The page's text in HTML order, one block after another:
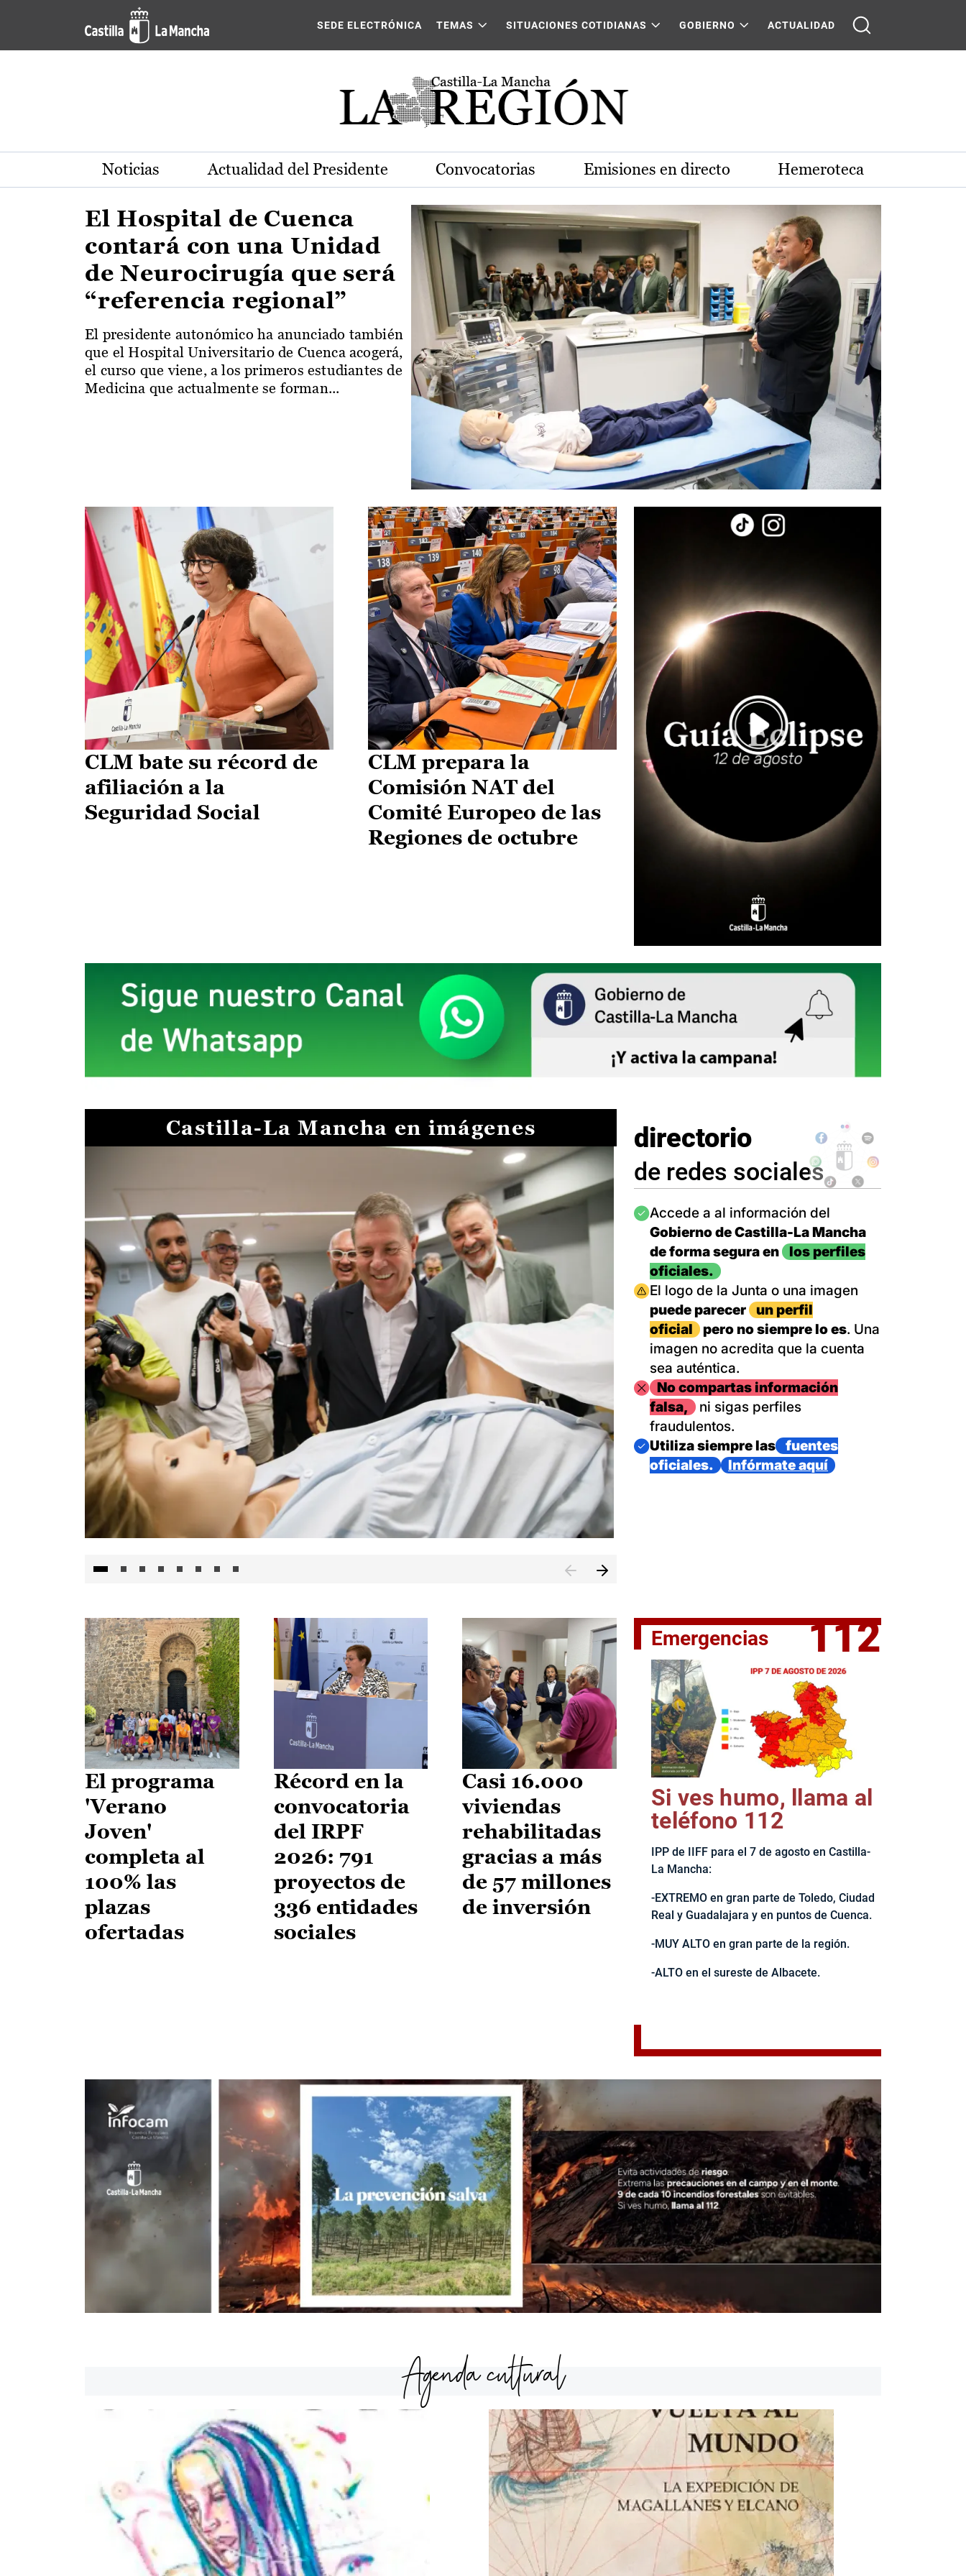
Pasar al contenido principal
Actualidad de la región de Castilla-La Mancha
SEDE ELECTRÓNICA TEMAS SITUACIONES COTIDIANAS GOBIERNO ACTUALIDAD
Noticias Actualidad del Presidente Convocatorias Emisiones en directo Hemeroteca
El Hospital de Cuenca
contará con una Unidad
de Neurocirugía que será
“referencia regional”
El presidente autonómico ha anunciado también
que el Hospital Universitario de Cuenca acogerá,
el curso que viene, a los primeros estudiantes de
Medicina que actualmente se forman...
CLM bate su récord de
afiliación a la
Seguridad Social
CLM prepara la
Comisión NAT del
Comité Europeo de las
Regiones de octubre
Castilla-La Mancha en imágenes
El jefe del Ejecutivo castellanomanchego, Emiliano García-
directorio
de redes sociales
Imagen
Accede a al información del
Gobierno de Castilla-La Mancha
de forma segura en
los perfiles
oficiales.
Imagen
El logo de la Junta o una imagen
puede parecer
un perfil
oficial
pero no siempre lo es. Una
imagen no acredita que la cuenta
sea auténtica.
ImagenNo compartas información
falsa,
ni sigas perfiles
fraudulentos.
Imagen
Utiliza siempre las
fuentes
oficiales.
Infórmate aquí
El programa
'Verano
Joven'
completa al
100% las
plazas
ofertadas
Récord en la
convocatoria
del IRPF
2026: 791
proyectos de
336 entidades
sociales
Casi 16.000
viviendas
rehabilitadas
gracias a más
de 57 millones
de inversión
Emergencias 112
Si ves humo, llama al
teléfono 112
IPP de IIFF para el 7 de agosto en Castilla-
La Mancha:
-EXTREMO en gran parte de Toledo, Ciudad
Real y Guadalajara y en puntos de Cuenca.
-MUY ALTO en gran parte de la región.
-ALTO en el sureste de Albacete.
Agenda cultural